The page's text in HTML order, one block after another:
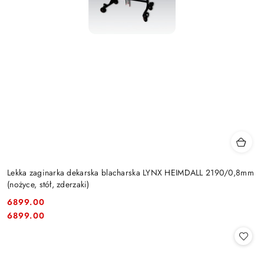
Lekka zaginarka dekarska blacharska LYNX HEIMDALL 2190/0,8mm
(nożyce, stół, zderzaki)
Cena:
6899.00
Cena:
6899.00